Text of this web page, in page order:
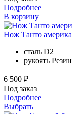
Подробнее
В корзину
Нож Танто
сталь D2
рукоять
6 500 ₽
Под заказ
Подробнее
Выбрать